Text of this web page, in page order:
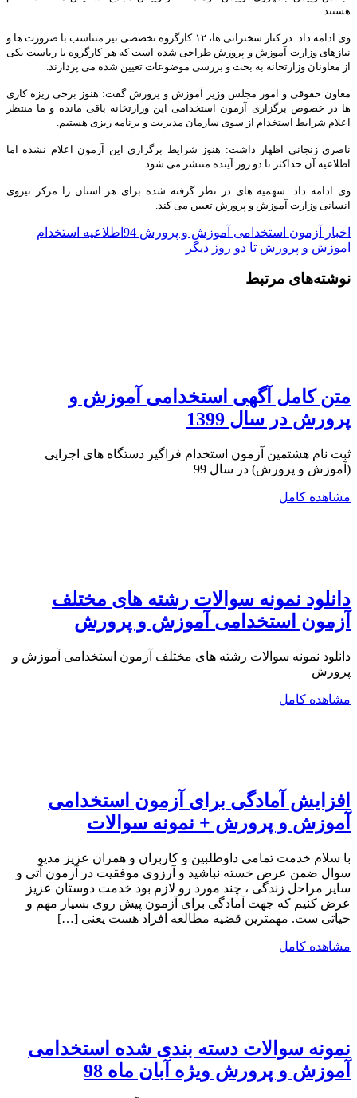
هستند.
وی ادامه داد: در کنار سخنرانی ها، ۱۲ کارگروه تخصصی نیز متناسب با ضرورت ها و
نیازهای وزارت آموزش و پرورش طراحی شده است که هر کارگروه با ریاست یکی
از معاونان وزارتخانه به بحث و بررسی موضوعات تعیین شده می پردازند.
معاون حقوقی و امور مجلس وزیر آموزش و پرورش گفت: هنوز برخی ریزه کاری
ها در خصوص برگزاری آزمون استخدامی این وزارتخانه باقی مانده و ما منتظر
اعلام شرایط استخدام از سوی سازمان مدیریت و برنامه ریزی هستیم.
ناصری زنجانی اظهار داشت: هنوز شرایط برگزاری این آزمون اعلام نشده اما
اطلاعیه آن حداکثر تا دو روز آینده منتشر می شود.
وی ادامه داد: سهمیه های در نظر گرفته شده برای هر استان را مرکز نیروی
انسانی وزارت آموزش و پرورش تعیین می کند.
اخبار آزمون استخدامی آموزش و پرورش 94
اطلاعیه استخدام
اموزش و پرورش تا دو روز دیگر
نوشته‌های مرتبط
متن کامل آگهی استخدامی آموزش و
پرورش در سال 1399
ثبت نام هشتمین آزمون استخدام فراگیر دستگاه های اجرایی
(آموزش و پرورش) در سال 99
مشاهده کامل
دانلود نمونه سوالات رشته های مختلف
آزمون استخدامی آموزش و پرورش
دانلود نمونه سوالات رشته های مختلف آزمون استخدامی آموزش و
پرورش
مشاهده کامل
افزایش آمادگی برای آزمون استخدامی
آموزش و پرورش + نمونه سوالات
با سلام خدمت تمامی داوطلبین و کاربران و همران عزیز مدیو
سوال ضمن عرض خسته نباشید و آرزوی موفقیت در آزمون آتی و
سایر مراحل زندگی ، چند مورد رو لازم بود خدمت دوستان عزیز
عرض کنیم که جهت آمادگی برای آزمون پیش روی بسیار مهم و
حیاتی ست. مهمترین قضیه مطالعه افراد هست یعنی […]
مشاهده کامل
نمونه سوالات دسته بندی شده استخدامی
آموزش و پرورش ویژه آبان ماه 98